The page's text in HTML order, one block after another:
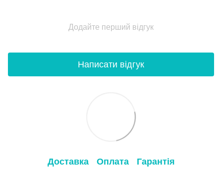
Додайте перший відгук
Написати відгук
Доставка Оплата Гарантія